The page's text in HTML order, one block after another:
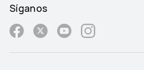
Síganos